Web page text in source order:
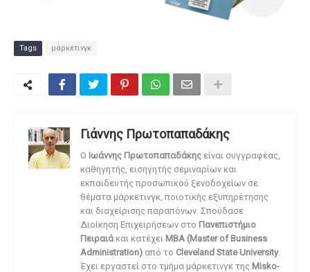
Tags μάρκετινγκ
Γιάννης Πρωτοπαπαδάκης
O Ιωάννης Πρωτοπαπαδάκης είναι συγγραφέας,
καθηγητής, εισηγητής σεμιναρίων και
εκπαιδευτής προσωπικού ξενοδοχείων σε
θέματα μάρκετινγκ, ποιοτικής εξυπηρέτησης
και διαχείρισης παραπόνων. Σπούδασε
Διοίκηση Επιχειρήσεων στο Πανεπιστήμιο
Πειραιά και κατέχει MBA (Master of Business
Administration) από το Cleveland State University.
Έχει εργαστεί στο τμήμα μάρκετινγκ της Misko-